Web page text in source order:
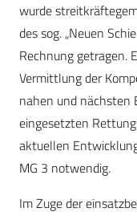
wurde
des sog. „Neuen
Rechnung getragen.
Vermittlung der
nahen und nächsten
eingesetzten
aktuellen
MG 3 notwendig.
Im Zuge der